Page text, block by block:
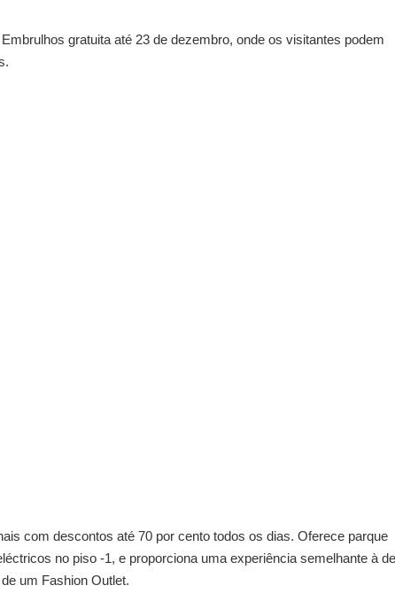
gratuita até 23 de dezembro, onde os visitantes podem
com descontos até 70 por cento todos os dias. Oferece parque
no piso -1, e proporciona uma experiência semelhante à
um Fashion Outlet.